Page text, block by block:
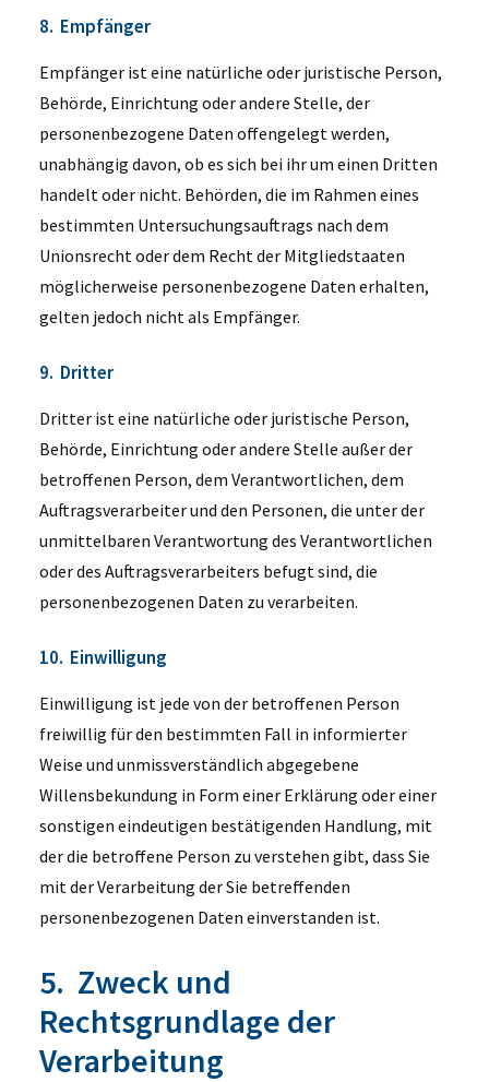
8. Empfänger
Empfänger ist eine natürliche oder juristische Person,
Behörde, Einrichtung oder andere Stelle, der
personenbezogene Daten offengelegt werden,
unabhängig davon, ob es sich bei ihr um einen Dritten
handelt oder nicht. Behörden, die im Rahmen eines
bestimmten Untersuchungsauftrags nach dem
Unionsrecht oder dem Recht der Mitgliedstaaten
möglicherweise personenbezogene Daten erhalten,
gelten jedoch nicht als Empfänger.
9. Dritter
Dritter ist eine natürliche oder juristische Person,
Behörde, Einrichtung oder andere Stelle außer der
betroffenen Person, dem Verantwortlichen, dem
Auftragsverarbeiter und den Personen, die unter der
unmittelbaren Verantwortung des Verantwortlichen
oder des Auftragsverarbeiters befugt sind, die
personenbezogenen Daten zu verarbeiten.
10. Einwilligung
Einwilligung ist jede von der betroffenen Person
freiwillig für den bestimmten Fall in informierter
Weise und unmissverständlich abgegebene
Willensbekundung in Form einer Erklärung oder einer
sonstigen eindeutigen bestätigenden Handlung, mit
der die betroffene Person zu verstehen gibt, dass Sie
mit der Verarbeitung der Sie betreffenden
personenbezogenen Daten einverstanden ist.
5. Zweck und
Rechtsgrundlage der
Verarbeitung